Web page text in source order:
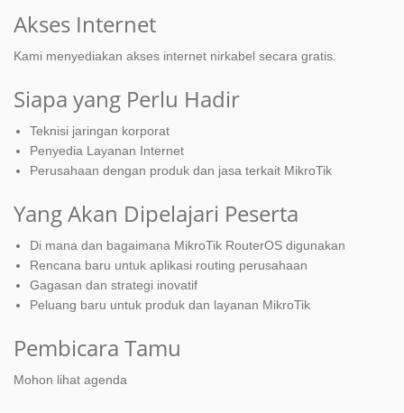
Akses Internet
Kami menyediakan akses internet nirkabel secara gratis.
Siapa yang Perlu Hadir
Teknisi jaringan korporat
Penyedia Layanan Internet
Perusahaan dengan produk dan jasa terkait MikroTik
Yang Akan Dipelajari Peserta
Di mana dan bagaimana MikroTik RouterOS digunakan
Rencana baru untuk aplikasi routing perusahaan
Gagasan dan strategi inovatif
Peluang baru untuk produk dan layanan MikroTik
Pembicara Tamu
Mohon lihat agenda